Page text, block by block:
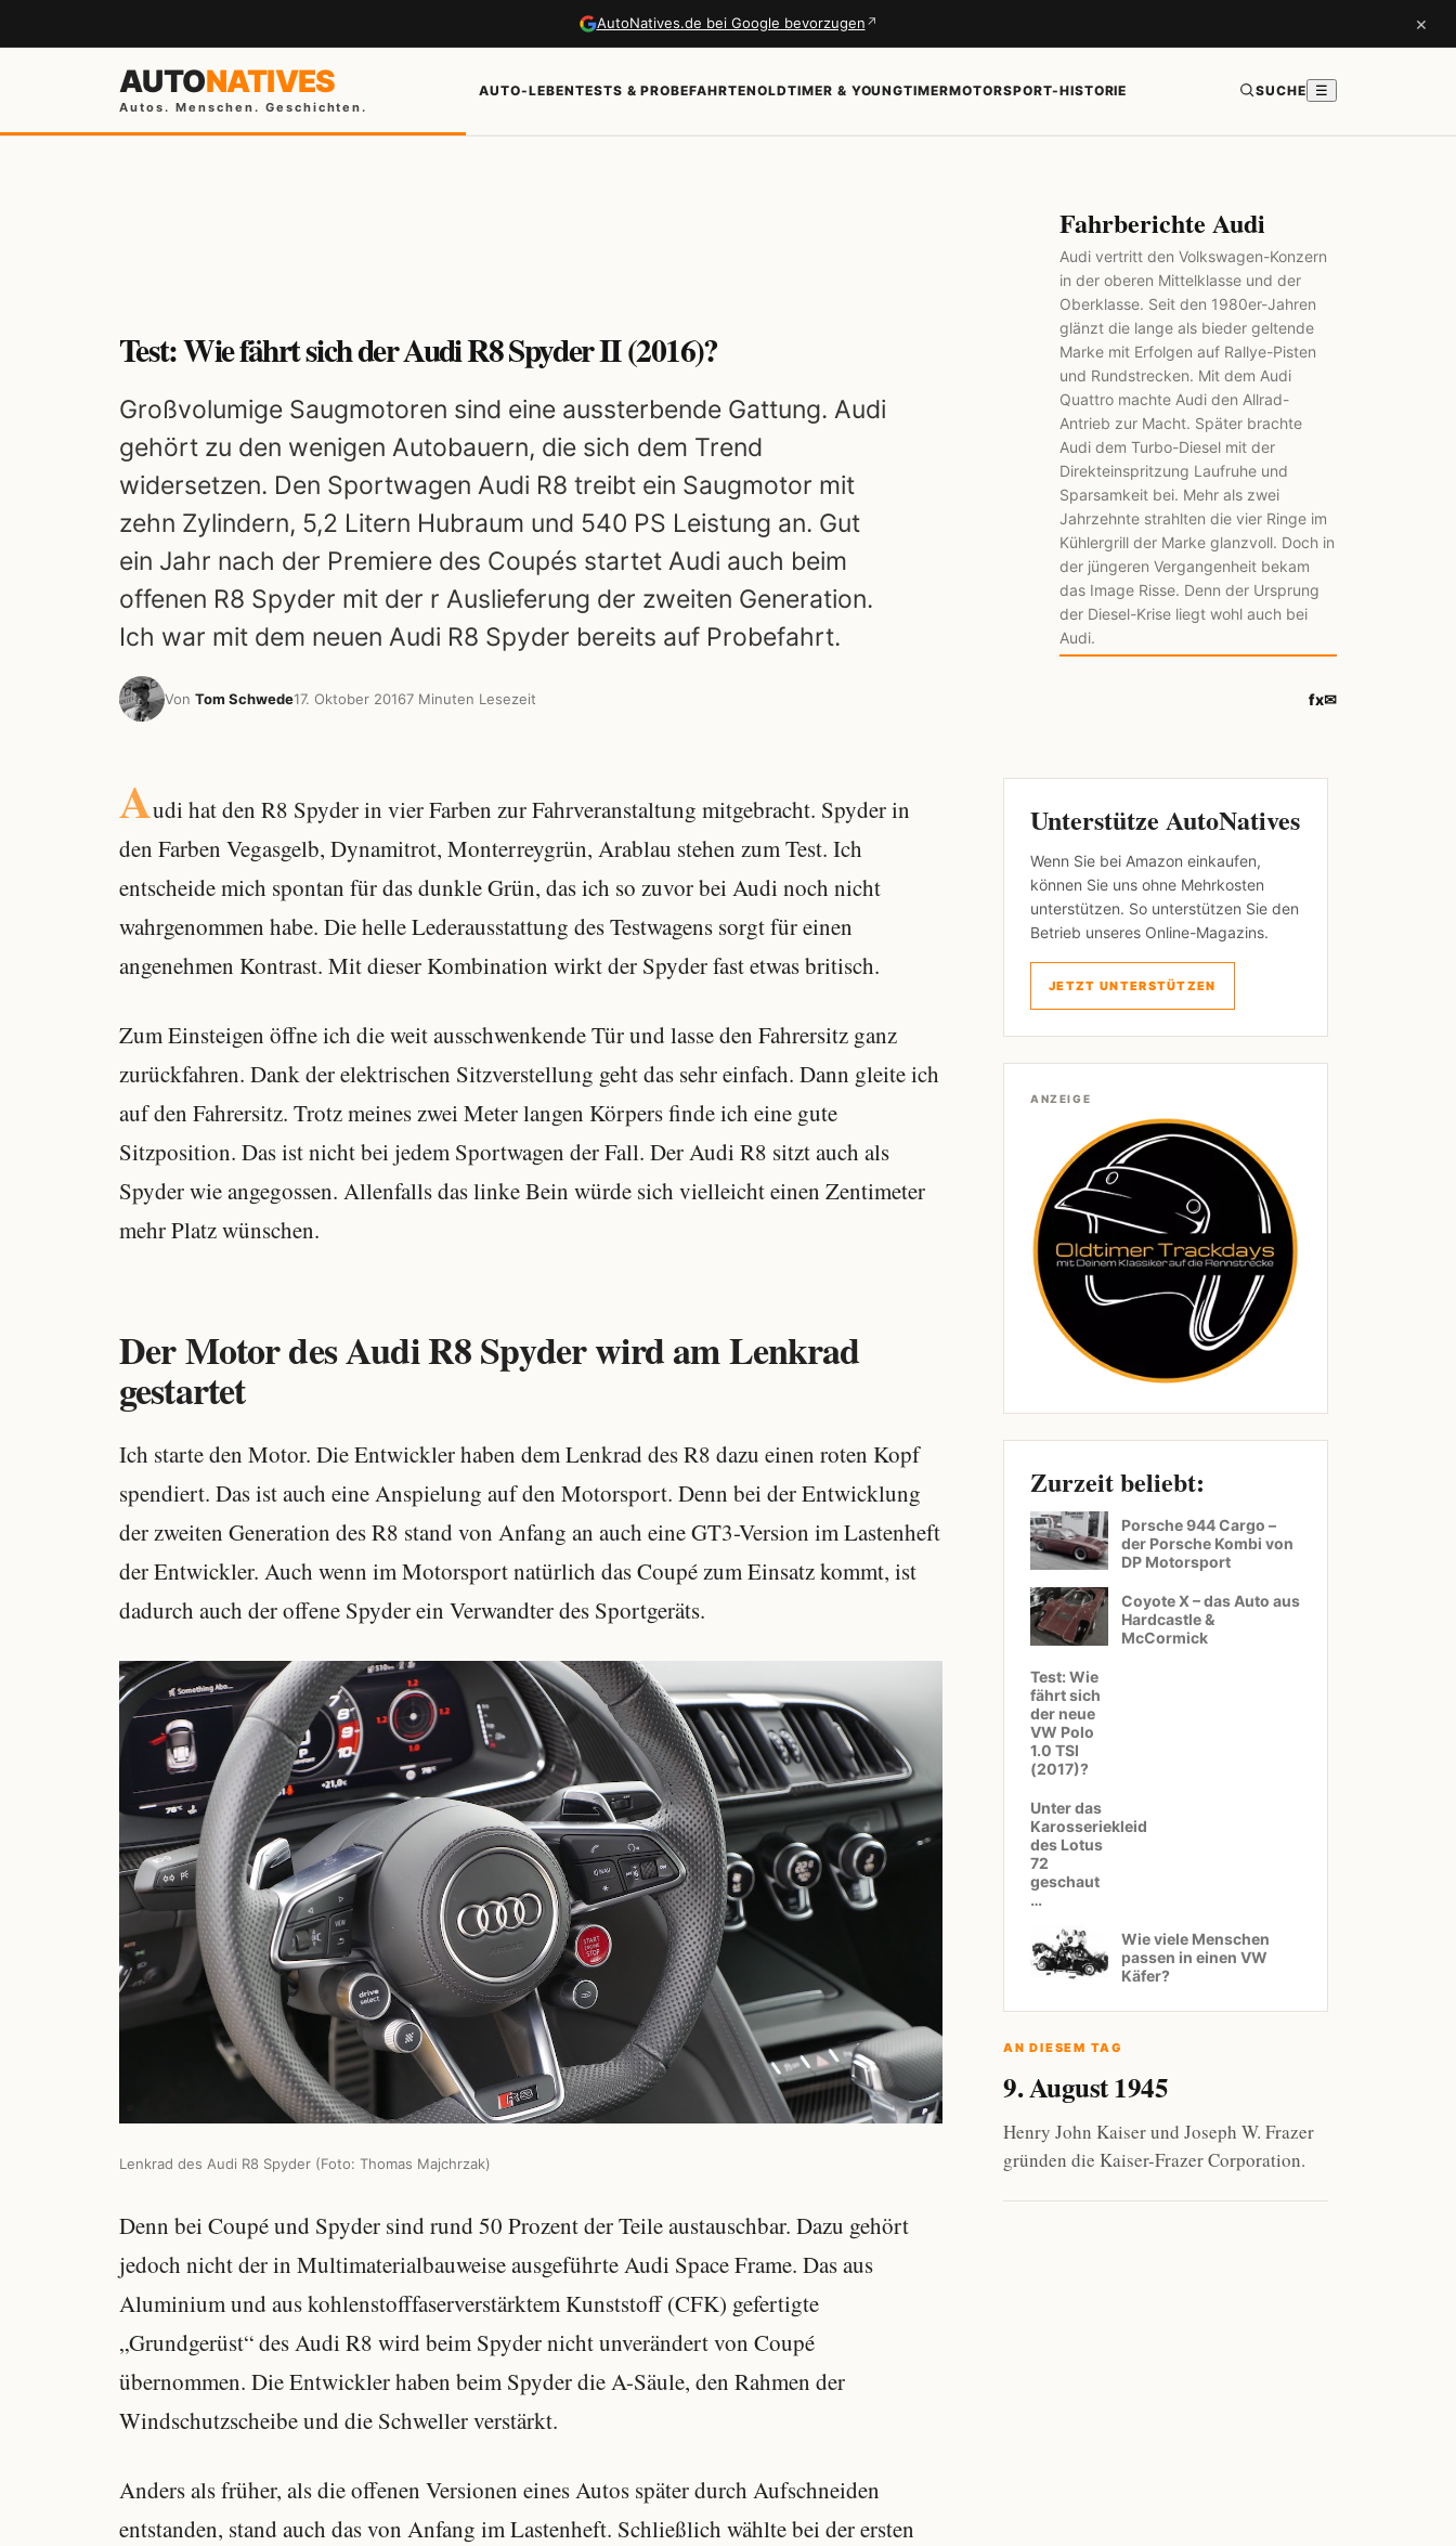
AutoNatives.de bei Google bevorzugen ↗ ×
AUTONATIVES
Autos. Menschen. Geschichten.
AUTO-LEBENTESTS & PROBEFAHRTENOLDTIMER & YOUNGTIMERMOTORSPORT-HISTORIE SUCHE ☰
Test: Wie fährt sich der Audi R8 Spyder II (2016)?
Großvolumige Saugmotoren sind eine aussterbende Gattung. Audi
gehört zu den wenigen Autobauern, die sich dem Trend
widersetzen. Den Sportwagen Audi R8 treibt ein Saugmotor mit
zehn Zylindern, 5,2 Litern Hubraum und 540 PS Leistung an. Gut
ein Jahr nach der Premiere des Coupés startet Audi auch beim
offenen R8 Spyder mit der r Auslieferung der zweiten Generation.
Ich war mit dem neuen Audi R8 Spyder bereits auf Probefahrt.
Fahrberichte Audi
Audi vertritt den Volkswagen-Konzern
in der oberen Mittelklasse und der
Oberklasse. Seit den 1980er-Jahren
glänzt die lange als bieder geltende
Marke mit Erfolgen auf Rallye-Pisten
und Rundstrecken. Mit dem Audi
Quattro machte Audi den Allrad-
Antrieb zur Macht. Später brachte
Audi dem Turbo-Diesel mit der
Direkteinspritzung Laufruhe und
Sparsamkeit bei. Mehr als zwei
Jahrzehnte strahlten die vier Ringe im
Kühlergrill der Marke glanzvoll. Doch in
der jüngeren Vergangenheit bekam
das Image Risse. Denn der Ursprung
der Diesel-Krise liegt wohl auch bei
Audi.
Von Tom Schwede17. Oktober 20167 Minuten Lesezeit fx✉
Audi hat den R8 Spyder in vier Farben zur Fahrveranstaltung mitgebracht. Spyder in
den Farben Vegasgelb, Dynamitrot, Monterreygrün, Arablau stehen zum Test. Ich
entscheide mich spontan für das dunkle Grün, das ich so zuvor bei Audi noch nicht
wahrgenommen habe. Die helle Lederausstattung des Testwagens sorgt für einen
angenehmen Kontrast. Mit dieser Kombination wirkt der Spyder fast etwas britisch.
Zum Einsteigen öffne ich die weit ausschwenkende Tür und lasse den Fahrersitz ganz
zurückfahren. Dank der elektrischen Sitzverstellung geht das sehr einfach. Dann gleite ich
auf den Fahrersitz. Trotz meines zwei Meter langen Körpers finde ich eine gute
Sitzposition. Das ist nicht bei jedem Sportwagen der Fall. Der Audi R8 sitzt auch als
Spyder wie angegossen. Allenfalls das linke Bein würde sich vielleicht einen Zentimeter
mehr Platz wünschen.
Der Motor des Audi R8 Spyder wird am Lenkrad
gestartet
Ich starte den Motor. Die Entwickler haben dem Lenkrad des R8 dazu einen roten Kopf
spendiert. Das ist auch eine Anspielung auf den Motorsport. Denn bei der Entwicklung
der zweiten Generation des R8 stand von Anfang an auch eine GT3-Version im Lastenheft
der Entwickler. Auch wenn im Motorsport natürlich das Coupé zum Einsatz kommt, ist
dadurch auch der offene Spyder ein Verwandter des Sportgeräts.
Lenkrad des Audi R8 Spyder (Foto: Thomas Majchrzak)
Denn bei Coupé und Spyder sind rund 50 Prozent der Teile austauschbar. Dazu gehört
jedoch nicht der in Multimaterialbauweise ausgeführte Audi Space Frame. Das aus
Aluminium und aus kohlenstofffaserverstärktem Kunststoff (CFK) gefertigte
„Grundgerüst“ des Audi R8 wird beim Spyder nicht unverändert von Coupé
übernommen. Die Entwickler haben beim Spyder die A-Säule, den Rahmen der
Windschutzscheibe und die Schweller verstärkt.
Anders als früher, als die offenen Versionen eines Autos später durch Aufschneiden
entstanden, stand auch das von Anfang im Lastenheft. Schließlich wählte bei der ersten
Unterstütze AutoNatives
Wenn Sie bei Amazon einkaufen,
können Sie uns ohne Mehrkosten
unterstützen. So unterstützen Sie den
Betrieb unseres Online-Magazins.
JETZT UNTERSTÜTZEN
ANZEIGE
Zurzeit beliebt:
Porsche 944 Cargo –
der Porsche Kombi von
DP Motorsport
Coyote X – das Auto aus
Hardcastle &
McCormick
Test: Wie
fährt sich
der neue
VW Polo
1.0 TSI
(2017)?
Unter das
Karosseriekleid
des Lotus
72
geschaut
…
Wie viele Menschen
passen in einen VW
Käfer?
AN DIESEM TAG
9. August 1945
Henry John Kaiser und Joseph W. Frazer
gründen die Kaiser-Frazer Corporation.